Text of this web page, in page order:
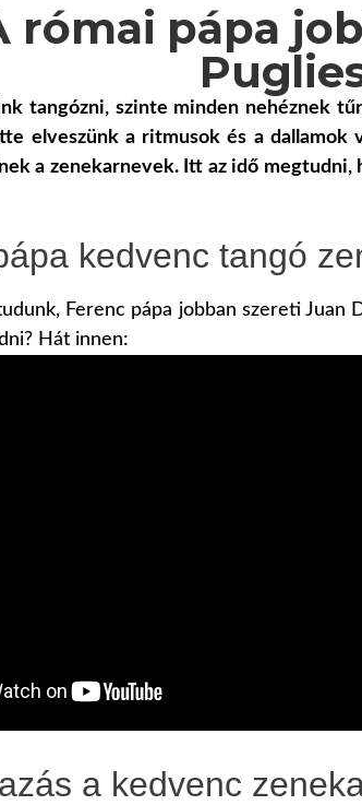
római pápa
tangózni, szinte minden nehéznek
elveszünk a ritmusok és a
a zenekarnevek. Itt az idő
kedvenc tangó
Ferenc pápa jobban szereti Juan
Hát innen:
a kedvenc